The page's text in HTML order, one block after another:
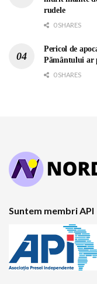
rudele
0 SHARES
Pericol de
Pământului ar
0 SHARES
Suntem membri API